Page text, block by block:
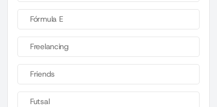
Fórmula E
Freelancing
Friends
Futsal